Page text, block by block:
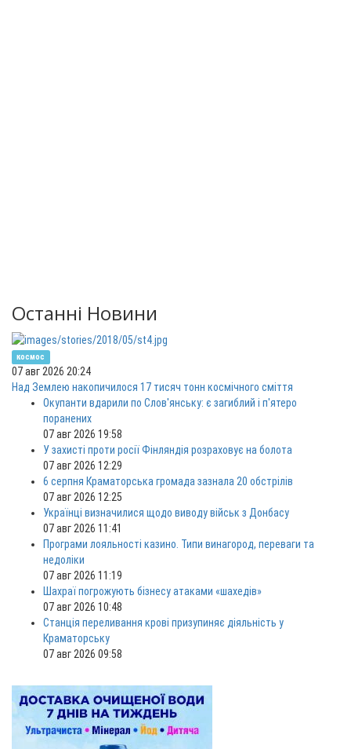
Останні Новини
космос
07 авг 2026 20:24
Над Землею накопичилося 17 тисяч тонн космічного сміття
Окупанти вдарили по Слов'янську: є загиблий і п'ятеро
поранених
07 авг 2026 19:58
У захисті проти росії Фінляндія розраховує на болота
07 авг 2026 12:29
6 серпня Краматорська громада зазнала 20 обстрілів
07 авг 2026 12:25
Українці визначилися щодо виводу військ з Донбасу
07 авг 2026 11:41
Програми лояльності казино. Типи винагород, переваги та
недоліки
07 авг 2026 11:19
Шахраї погрожують бізнесу атаками «шахедів»
07 авг 2026 10:48
Станція переливання крові призупиняє діяльність у
Краматорську
07 авг 2026 09:58